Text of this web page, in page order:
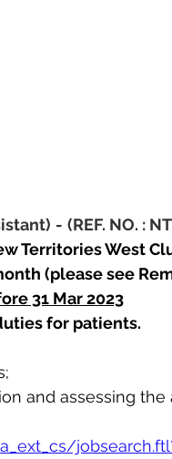
- (REF. NO. :
Territories West
(please see
31 Mar 2023
for patients.
and assessing the